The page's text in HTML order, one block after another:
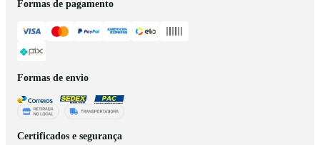
Formas de pagamento
Formas de envio
Certificados e segurança